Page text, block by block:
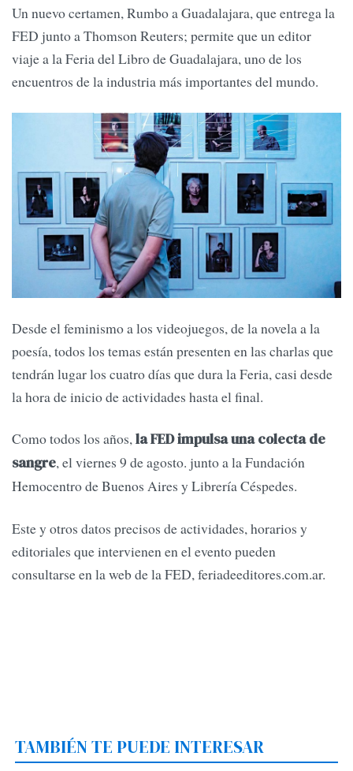
Un nuevo certamen, Rumbo a Guadalajara, que entrega la
FED junto a Thomson Reuters; permite que un editor
viaje a la Feria del Libro de Guadalajara, uno de los
encuentros de la industria más importantes del mundo.
Desde el feminismo a los videojuegos, de la novela a la
poesía, todos los temas están presenten en las charlas que
tendrán lugar los cuatro días que dura la Feria, casi desde
la hora de inicio de actividades hasta el final.
Como todos los años,la FED impulsa una colecta de
sangre, el viernes 9 de agosto. junto a la Fundación
Hemocentro de Buenos Aires y Librería Céspedes.
Este y otros datos precisos de actividades, horarios y
editoriales que intervienen en el evento pueden
consultarse en la web de la FED, feriadeeditores.com.ar.
TAMBIÉN TE PUEDE INTERESAR